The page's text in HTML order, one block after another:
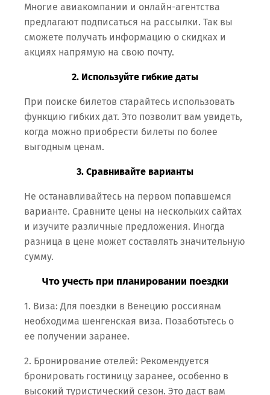
Многие авиакомпании и онлайн-агентства
предлагают подписаться на рассылки. Так вы
сможете получать информацию о скидках и
акциях напрямую на свою почту.
2. Используйте гибкие даты
При поиске билетов старайтесь использовать
функцию гибких дат. Это позволит вам увидеть,
когда можно приобрести билеты по более
выгодным ценам.
3. Сравнивайте варианты
Не останавливайтесь на первом попавшемся
варианте. Сравните цены на нескольких сайтах
и изучите различные предложения. Иногда
разница в цене может составлять значительную
сумму.
Что учесть при планировании поездки
1. Виза: Для поездки в Венецию россиянам
необходима шенгенская виза. Позаботьтесь о
ее получении заранее.
2. Бронирование отелей: Рекомендуется
бронировать гостиницу заранее, особенно в
высокий туристический сезон. Это даст вам